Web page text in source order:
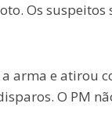
Os
arma e atirou
O PM